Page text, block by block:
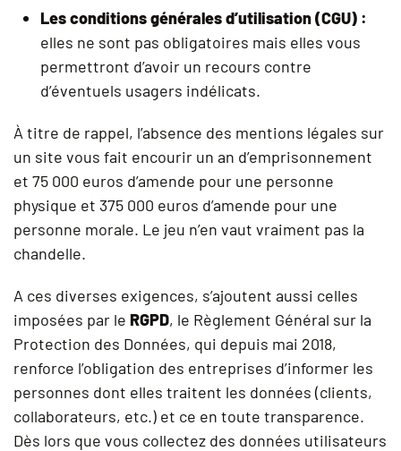
Les conditions générales d’utilisation (CGU) :
elles ne sont pas obligatoires mais elles vous
permettront d’avoir un recours contre
d’éventuels usagers indélicats.
À titre de rappel, l’absence des mentions légales sur
un site vous fait encourir un an d’emprisonnement
et 75 000 euros d’amende pour une personne
physique et 375 000 euros d’amende pour une
personne morale. Le jeu n’en vaut vraiment pas la
chandelle.
A ces diverses exigences, s’ajoutent aussi celles
imposées par le RGPD, le Règlement Général sur la
Protection des Données, qui depuis mai 2018,
renforce l’obligation des entreprises d’informer les
personnes dont elles traitent les données (clients,
collaborateurs, etc.) et ce en toute transparence.
Dès lors que vous collectez des données utilisateurs